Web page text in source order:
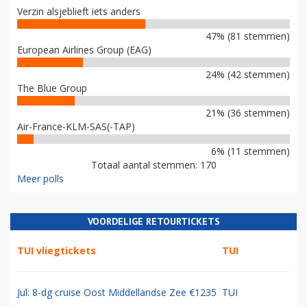
Verzin alsjeblieft iets anders
47% (81 stemmen)
European Airlines Group (EAG)
24% (42 stemmen)
The Blue Group
21% (36 stemmen)
Air-France-KLM-SAS(-TAP)
6% (11 stemmen)
Totaal aantal stemmen: 170
Meer polls
VOORDELIGE RETOURTICKETS
TUI vliegtickets TUI
Jul: 8-dg cruise Oost Middellandse Zee €1235 TUI